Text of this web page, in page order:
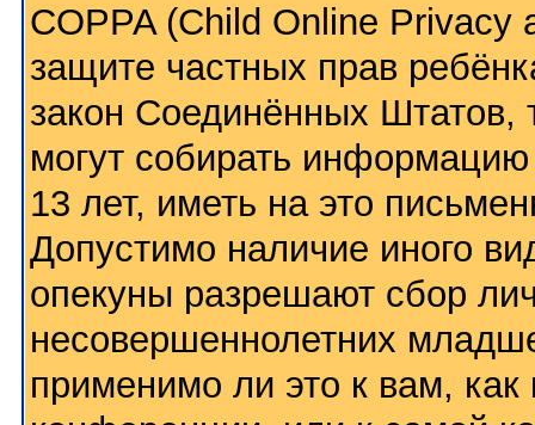
COPPA (Child Online Privacy
защите частных прав
закон Соединённых Штатов,
могут собирать
13 лет, иметь на это
Допустимо наличие иного
опекуны разрешают сбор
несовершеннолетних
применимо ли это к вам,